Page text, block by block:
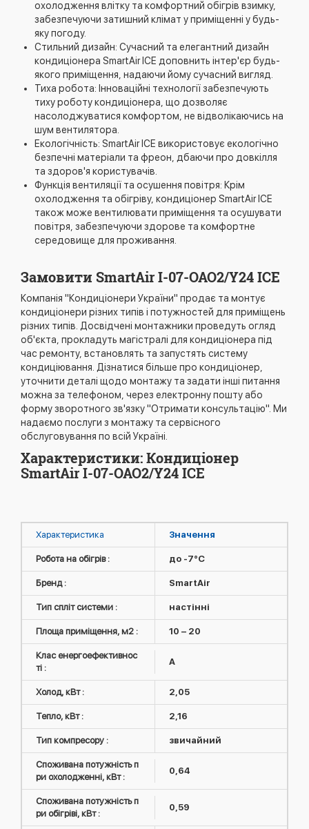
охолодження влітку та комфортний обігрів взимку,
забезпечуючи затишний клімат у приміщенні у будь-
яку погоду.
Стильний дизайн: Сучасний та елегантний дизайн
кондиціонера SmartAir ICE доповнить інтер'єр будь-
якого приміщення, надаючи йому сучасний вигляд.
Тиха робота: Інноваційні технології забезпечують
тиху роботу кондиціонера, що дозволяє
насолоджуватися комфортом, не відволікаючись на
шум вентилятора.
Екологічність: SmartAir ICE використовує екологічно
безпечні матеріали та фреон, дбаючи про довкілля
та здоров'я користувачів.
Функція вентиляції та осушення повітря: Крім
охолодження та обігріву, кондиціонер SmartAir ICE
також може вентилювати приміщення та осушувати
повітря, забезпечуючи здорове та комфортне
середовище для проживання.
Замовити SmartAir I-07-OAO2/Y24 ICE
Компанія "Кондиціонери України" продає та монтує
кондиціонери різних типів і потужностей для приміщень
різних типів. Досвідчені монтажники проведуть огляд
об'єкта, прокладуть магістралі для кондиціонера під
час ремонту, встановлять та запустять систему
кондиціювання. Дізнатися більше про кондиціонер,
уточнити деталі щодо монтажу та задати інші питання
можна за телефоном, через електронну пошту або
форму зворотного зв'язку "Отримати консультацію". Ми
надаємо послуги з монтажу та сервісного
обслуговування по всій Україні.
Характеристики: Кондиціонер
SmartAir I-07-OAO2/Y24 ICE
Характеристика Значення
Робота на обігрів : до -7°C
Бренд : SmartAir
Тип спліт системи : настінні
Площа приміщення, м2 : 10 – 20
Клас енергоефективнос
ті :
A
Холод, кВт : 2,05
Тепло, кВт : 2,16
Тип компресору : звичайний
Споживана потужність п
ри охолодженні, кВт :
0,64
Споживана потужність п
ри обігріві, кВт :
0,59